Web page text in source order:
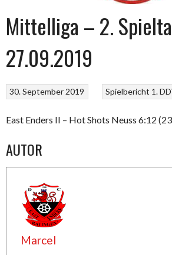
Mittelliga – 2.
27.09.2019
Spielbericht 1.
30. September 2019
East Enders II – Hot Shots Neuss 6:12
AUTOR
Marcel